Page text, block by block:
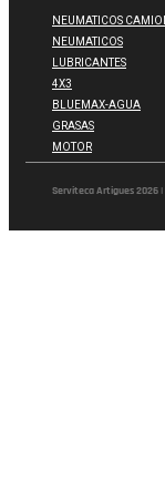
NEUMATICOS
NEUMATICOS
LUBRICANTES
4X3
BLUEMAX-AGUA
GRASAS
MOTOR
Serviteca Artigues 2026